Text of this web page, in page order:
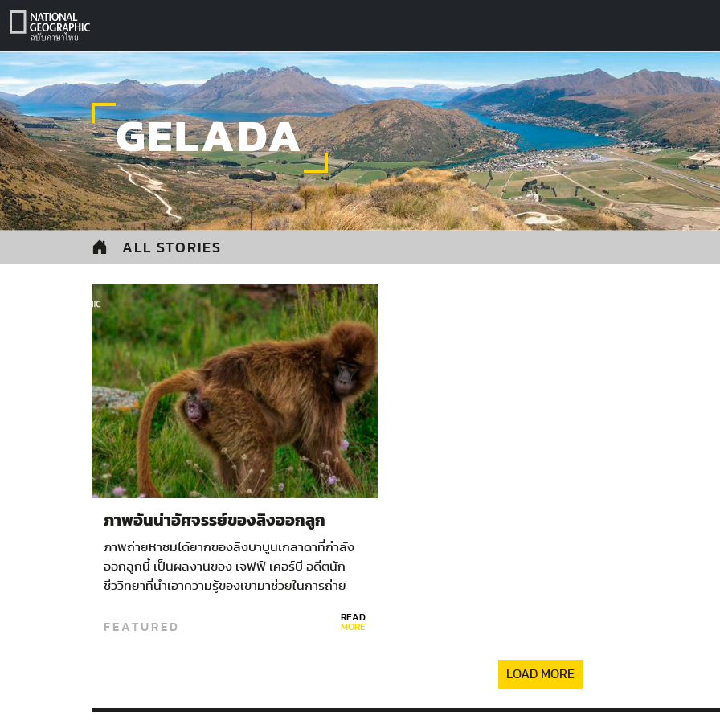
Skip
GELADA
ALL STORIES
ภาพอันน่าอัศจรรย์ของลิงออกลูก
ภาพถ่ายหาชมได้ยากของลิงบาบูนเกลาดาที่กำลัง
ออกลูกนี้ เป็นผลงานของ เจฟฟ์ เคอร์บี อดีตนัก
ชีววิทยาที่นำเอาความรู้ของเขามาช่วยในการถ่าย
FEATURED READ
MORE
LOAD MORE